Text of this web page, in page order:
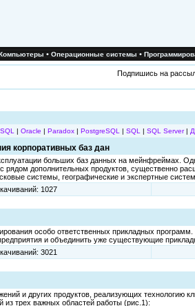
•Операционные системы•
Подпишись на
| Oracle | Paradox | PostgreSQL | SQL | SQL Server|
корпоративных баз дан
больших баз данных на мейнфреймах.
дополнительных продуктов, существенно
системы, географические и экспертные
1027
особо ответственных прикладных
и объединить уже существующие
3021
и других продуктов, реализующих технологию
из трех важных областей работы (рис.1):